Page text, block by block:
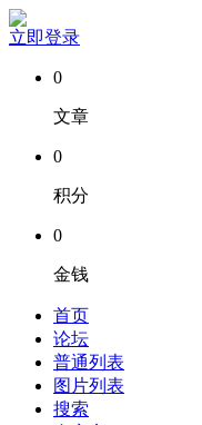
立即登录
0
文章
0
积分
0
金钱
首页
论坛
普通列表
图片列表
搜索